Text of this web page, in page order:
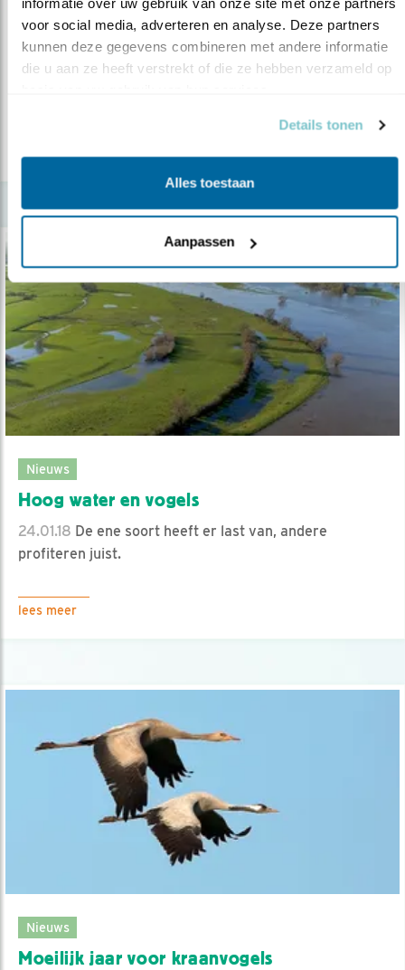
voor social media, adverteren en analyse. Deze partners
kunnen deze gegevens combineren met andere informatie
die u aan ze heeft verstrekt of die ze hebben verzameld op
Details tonen
Alles toestaan
Aanpassen
Nieuws
Aalscholverkolonie bedreigd door afschot
22.05.19Drenthe moet verleende ontheffing voor
Nieuws
Hoog water en vogels
24.01.18 De ene soort heeft er last van, andere
profiteren juist.
lees meer
Nieuws
Moeilijk jaar voor kraanvogels